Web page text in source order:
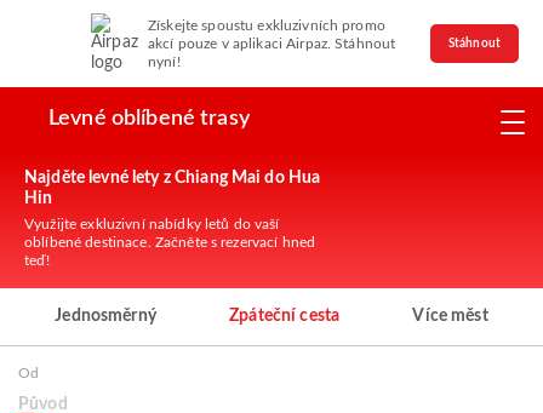
Získejte spoustu exkluzivních promo
akcí pouze v aplikaci Airpaz. Stáhnout
nyní!
Stáhnout
Levné oblíbené trasy
Najděte levné lety z Chiang Mai do Hua
Hin
Využijte exkluzivní nabídky letů do vaší
oblíbené destinace. Začněte s rezervací hned
teď!
Jednosměrný Zpáteční cesta Více měst
Od
Původ